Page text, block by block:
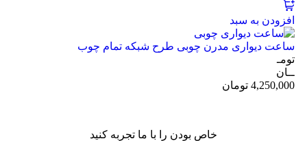
افزودن به سبد
ساعت دیواری مدرن چوبی طرح شبکه تمام چوب
تومـ
ــان
4,250,000 تومان
خاص بودن را با ما تجربه کنید